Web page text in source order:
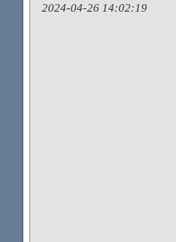
2024-04-26 14:02:19